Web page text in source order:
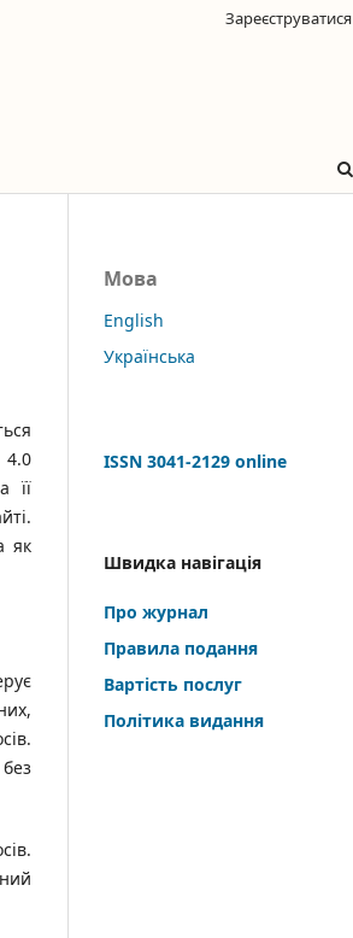
Зареєструватися
4.0
її
як
Мова
English
Українська
ISSN 3041-2129 online
Швидка навігація
Про журнал
Правила подання
Вартість послуг
Політика видання